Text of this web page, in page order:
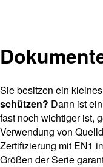
Sie besitzen ein
schützen? Dann ist
fast noch wichtiger ist,
Verwendung von
Zertifizierung mit EN1
Größen der Serie